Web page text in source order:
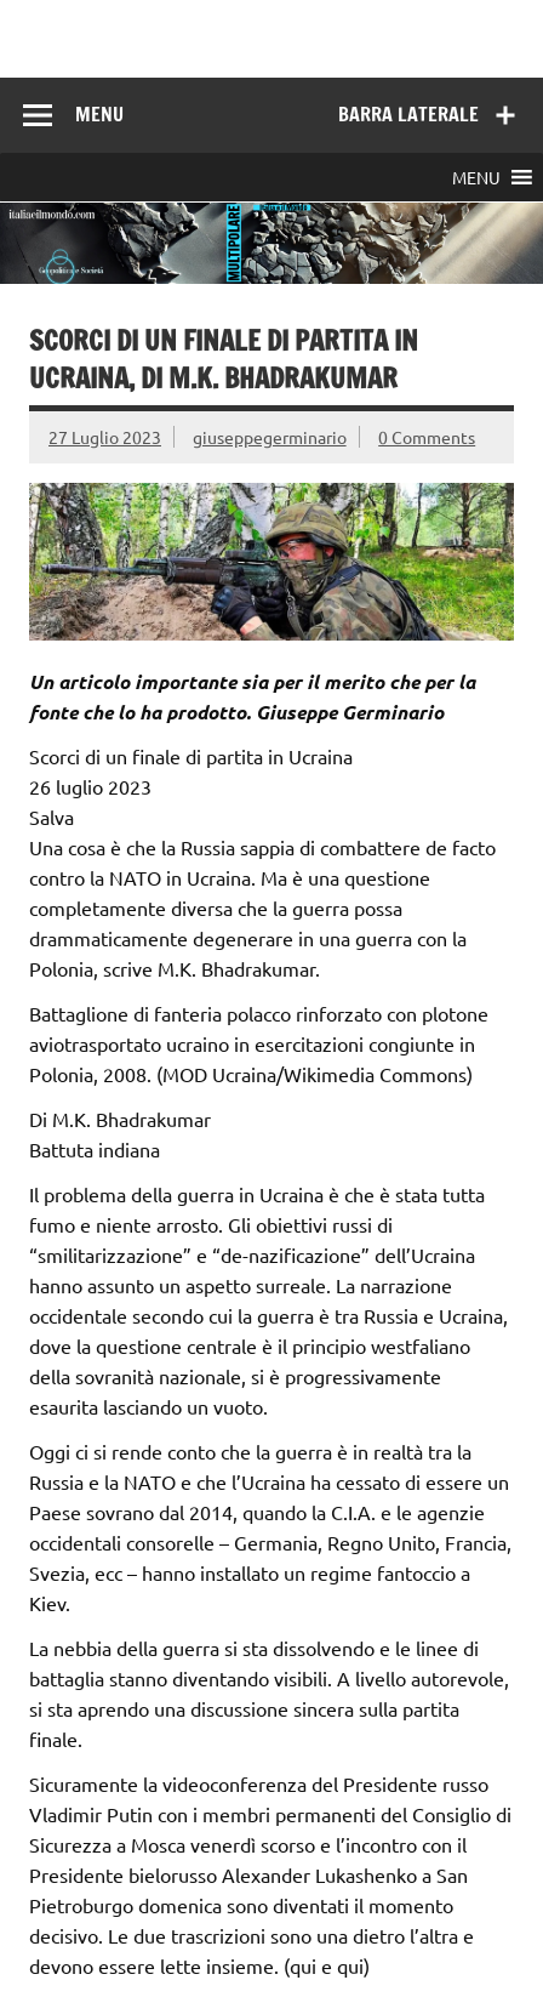
BARRA LATERALE
MENU
MENU
SCORCI DI UN FINALE DI PARTITA IN
UCRAINA, DI M.K. BHADRAKUMAR
27 Luglio 2023 giuseppegerminario 0 Comments
Un articolo importante sia per il merito che per la
fonte che lo ha prodotto. Giuseppe Germinario
Scorci di un finale di partita in Ucraina
26 luglio 2023
Salva
Una cosa è che la Russia sappia di combattere de facto
contro la NATO in Ucraina. Ma è una questione
completamente diversa che la guerra possa
drammaticamente degenerare in una guerra con la
Polonia, scrive M.K. Bhadrakumar.
Battaglione di fanteria polacco rinforzato con plotone
aviotrasportato ucraino in esercitazioni congiunte in
Polonia, 2008. (MOD Ucraina/Wikimedia Commons)
Di M.K. Bhadrakumar
Battuta indiana
Il problema della guerra in Ucraina è che è stata tutta
fumo e niente arrosto. Gli obiettivi russi di
“smilitarizzazione” e “de-nazificazione” dell’Ucraina
hanno assunto un aspetto surreale. La narrazione
occidentale secondo cui la guerra è tra Russia e Ucraina,
dove la questione centrale è il principio westfaliano
della sovranità nazionale, si è progressivamente
esaurita lasciando un vuoto.
Oggi ci si rende conto che la guerra è in realtà tra la
Russia e la NATO e che l’Ucraina ha cessato di essere un
Paese sovrano dal 2014, quando la C.I.A. e le agenzie
occidentali consorelle – Germania, Regno Unito, Francia,
Svezia, ecc – hanno installato un regime fantoccio a
Kiev.
La nebbia della guerra si sta dissolvendo e le linee di
battaglia stanno diventando visibili. A livello autorevole,
si sta aprendo una discussione sincera sulla partita
finale.
Sicuramente la videoconferenza del Presidente russo
Vladimir Putin con i membri permanenti del Consiglio di
Sicurezza a Mosca venerdì scorso e l’incontro con il
Presidente bielorusso Alexander Lukashenko a San
Pietroburgo domenica sono diventati il momento
decisivo. Le due trascrizioni sono una dietro l’altra e
devono essere lette insieme. (qui e qui)